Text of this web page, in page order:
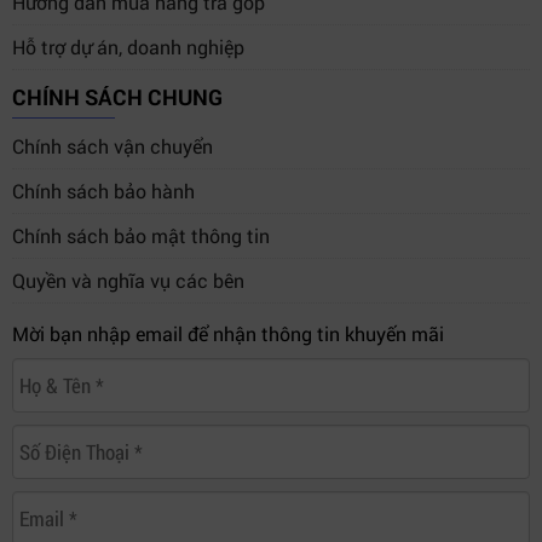
Thành Phố Hồ Chí Minh
Website:https://htt.com.vn/
Hỗ trợ dự án, doanh nghiệp
CHÍNH SÁCH CHUNG
Chính sách vận chuyển
Chính sách bảo hành
Chính sách bảo mật thông tin
Quyền và nghĩa vụ các bên
Mời bạn nhập email để nhận thông tin khuyến mãi